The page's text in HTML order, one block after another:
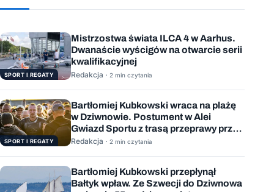
SPORT I REGATY
Mistrzostwa świata ILCA 4 w Aarhus.
Dwanaście wyścigów na otwarcie serii
kwalifikacyjnej
Redakcja · 2 min czytania
SPORT I REGATY
Bartłomiej Kubkowski wraca na plażę
w Dziwnowie. Postument w Alei
Gwiazd Sportu z trasą przeprawy przez
Bałtyk
Redakcja · 2 min czytania
Bartłomiej Kubkowski przepłynął
Bałtyk wpław. Ze Szwecji do Dziwnowa